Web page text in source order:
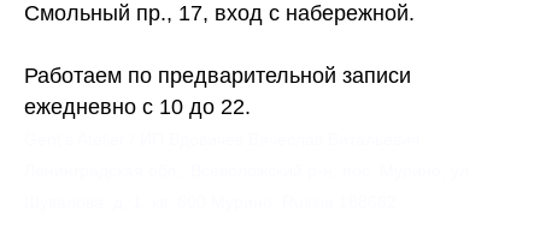
Смольный пр., 17, вход с набережной.
Работаем по предварительной записи
ежедневно с 10 до 22.